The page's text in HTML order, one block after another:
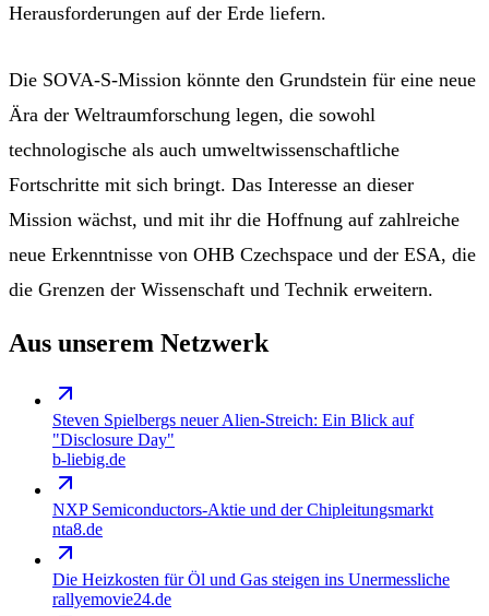
Herausforderungen auf der Erde liefern.
Die SOVA-S-Mission könnte den Grundstein für eine neue
Ära der Weltraumforschung legen, die sowohl
technologische als auch umweltwissenschaftliche
Fortschritte mit sich bringt. Das Interesse an dieser
Mission wächst, und mit ihr die Hoffnung auf zahlreiche
neue Erkenntnisse von OHB Czechspace und der ESA, die
die Grenzen der Wissenschaft und Technik erweitern.
Aus unserem Netzwerk
Steven Spielbergs neuer Alien-Streich: Ein Blick auf
"Disclosure Day"
b-liebig.de
NXP Semiconductors-Aktie und der Chipleitungsmarkt
nta8.de
Die Heizkosten für Öl und Gas steigen ins Unermessliche
rallyemovie24.de